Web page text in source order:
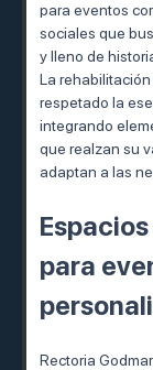
para eventos
sociales que
y lleno de
La
respetado la
integrando
que realzan su
adaptan a las
para
Rectoria